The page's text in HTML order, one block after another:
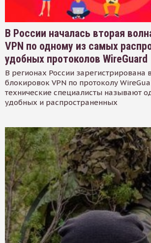
В России началась вторая
VPN по одному из самых
удобных протоколов WireGuard
В регионах России зарегистрирована
блокировок VPN по протоколу
технические специалисты называют
удобных и распространенных